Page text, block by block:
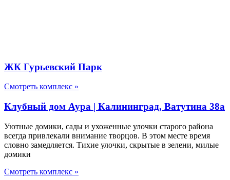
ЖК Гурьевский Парк
Смотреть комплекс »
Клубный дом Аура | Калининград, Ватутина 38а
Уютные домики, сады и ухоженные улочки старого района
всегда привлекали внимание творцов. В этом месте время
словно замедляется. Тихие улочки, скрытые в зелени, милые
домики
Смотреть комплекс »